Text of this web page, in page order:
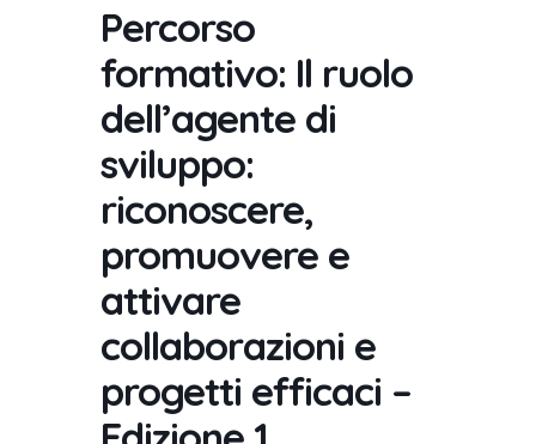
Percorso
formativo: Il ruolo
dell’agente di
sviluppo:
riconoscere,
promuovere e
attivare
collaborazioni e
progetti efficaci –